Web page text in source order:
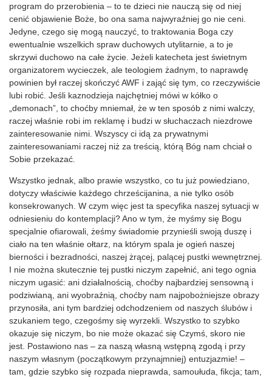
program do przerobienia – to te dzieci nie nauczą się od niej
cenić objawienie Boże, bo ona sama najwyraźniej go nie ceni.
Jedyne, czego się mogą nauczyć, to traktowania Boga czy
ewentualnie wszelkich spraw duchowych utylitarnie, a to je
skrzywi duchowo na całe życie. Jeżeli katecheta jest świetnym
organizatorem wycieczek, ale teologiem żadnym, to naprawdę
powinien był raczej skończyć AWF i zająć się tym, co rzeczywiście
lubi robić. Jeśli kaznodzieja najchętniej mówi w kółko o
„demonach”, to choćby mniemał, że w ten sposób z nimi walczy,
raczej właśnie robi im reklamę i budzi w słuchaczach niezdrowe
zainteresowanie nimi. Wszyscy ci idą za prywatnymi
zainteresowaniami raczej niż za treścią, którą Bóg nam chciał o
Sobie przekazać.
Wszystko jednak, albo prawie wszystko, co tu już powiedziano,
dotyczy właściwie każdego chrześcijanina, a nie tylko osób
konsekrowanych. W czym więc jest ta specyfika naszej sytuacji w
odniesieniu do kontemplacji? Ano w tym, że myśmy się Bogu
specjalnie ofiarowali, żeśmy świadomie przynieśli swoją duszę i
ciało na ten właśnie ołtarz, na którym spala je ogień naszej
bierności i bezradności, naszej żrącej, palącej pustki wewnętrznej.
I nie można skutecznie tej pustki niczym zapełnić, ani tego ognia
niczym ugasić: ani działalnością, choćby najbardziej sensowną i
podziwianą, ani wyobraźnią, choćby nam najpobożniejsze obrazy
przynosiła, ani tym bardziej odchodzeniem od naszych ślubów i
szukaniem tego, czegośmy się wyrzekli. Wszystko to szybko
okazuje się niczym, bo nie może okazać się Czymś, skoro nie
jest. Postawiono nas – za naszą własną wstępną zgodą i przy
naszym własnym (początkowym przynajmniej) entuzjazmie! –
tam, gdzie szybko się rozpada nieprawda, samoułuda, fikcja; tam,